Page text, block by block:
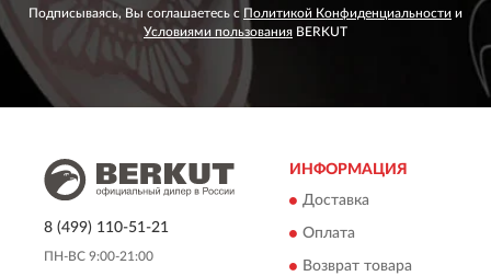
Подписываясь, Вы соглашаетесь с Политикой Конфиденциальности и
Условиями пользования BERKUT
8 (499) 110-51-21
ПН-ВС 9:00-21:00
ИНФОРМАЦИЯ
Доставка
Оплата
Возврат товара